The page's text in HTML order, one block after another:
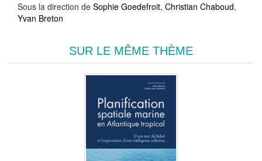
Sous la direction de Sophie Goedefroit, Christian Chaboud,
Yvan Breton
SUR LE MÊME THÈME